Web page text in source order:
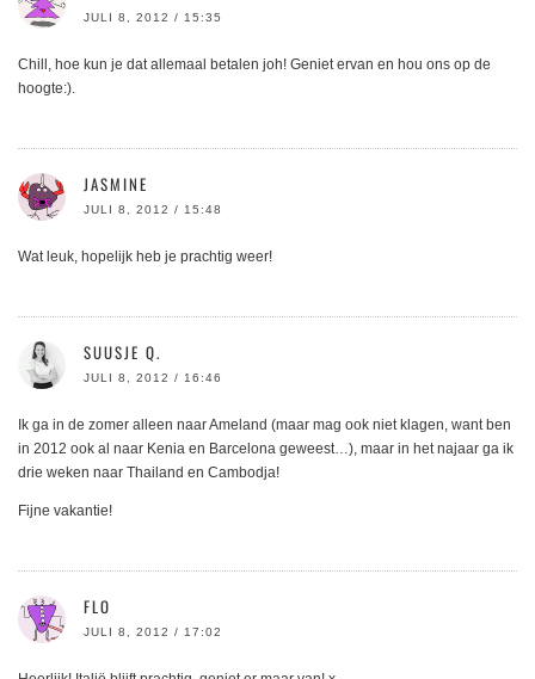
JULI 8, 2012 / 15:35
Chill, hoe kun je dat allemaal betalen joh! Geniet ervan en hou ons op de
hoogte:).
JASMINE
JULI 8, 2012 / 15:48
Wat leuk, hopelijk heb je prachtig weer!
SUUSJE Q.
JULI 8, 2012 / 16:46
Ik ga in de zomer alleen naar Ameland (maar mag ook niet klagen, want ben
in 2012 ook al naar Kenia en Barcelona geweest…), maar in het najaar ga ik
drie weken naar Thailand en Cambodja!
Fijne vakantie!
FLO
JULI 8, 2012 / 17:02